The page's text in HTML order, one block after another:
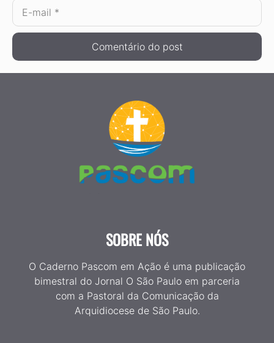
E-
mail
SOBRE NÓS
O Caderno Pascom em Ação é uma publicação
bimestral do Jornal O São Paulo em parceria
com a Pastoral da Comunicação da
Arquidiocese de São Paulo.